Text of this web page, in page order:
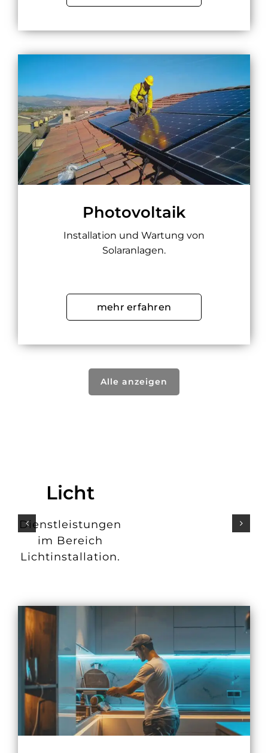
Photovoltaik
Installation und Wartung von
Solaranlagen.
mehr erfahren
Alle anzeigen
Licht
Dienstleistungen
im Bereich
Lichtinstallation.